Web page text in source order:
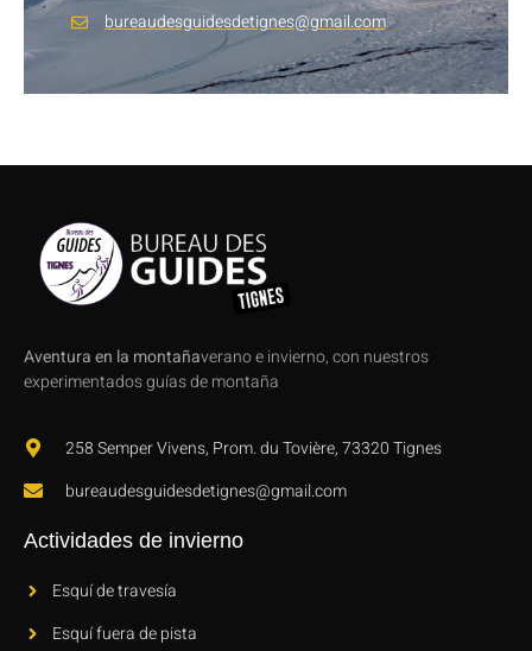
bureaudesguidesdetignes@gmail.com
Aventura en la montañaverano e invierno, con nuestros
experimentados guías de montaña
258 Semper Vivens, Prom. du Tovière, 73320 Tignes
bureaudesguidesdetignes@gmail.com
Actividades de invierno
Esquí de travesía
Esquí fuera de pista